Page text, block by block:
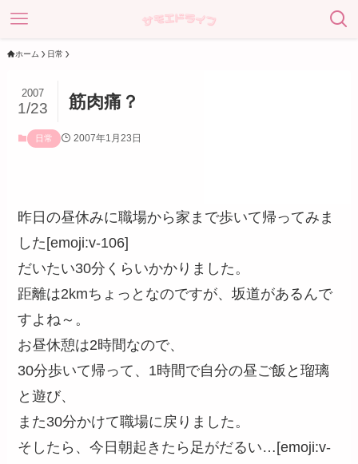
ホーム 日常
筋肉痛？
2007
1/23
日常 2007年1月23日
昨日の昼休みに職場から家まで歩いて帰ってみま
した[emoji:v-106]
だいたい30分くらいかかりました。
距離は2kmちょっとなのですが、坂道があるんで
すよね～。
お昼休憩は2時間なので、
30分歩いて帰って、1時間で自分の昼ご飯と瑠璃
と遊び、
また30分かけて職場に戻りました。
そしたら、今日朝起きたら足がだるい…[emoji:v-